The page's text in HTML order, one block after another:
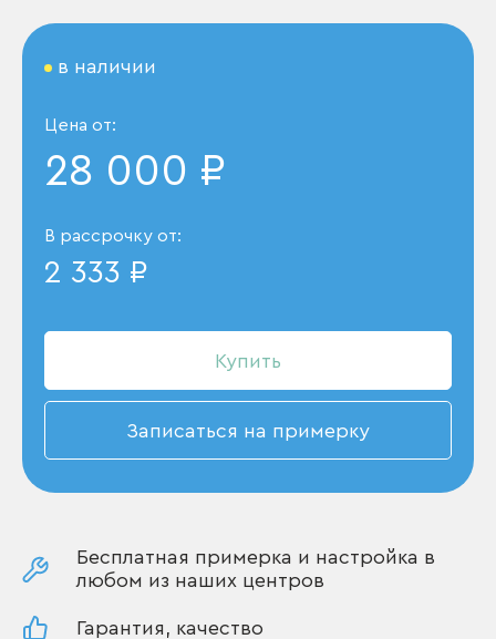
в наличии
Цена от:
28 000 ₽
В рассрочку от:
2 333 ₽
Купить
Записаться на примерку
Бесплатная примерка и настройка в
любом из наших центров
Гарантия, качество